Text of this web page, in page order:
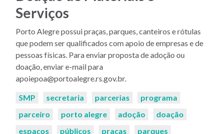
Serviços
Porto Alegre possui praças, parques, canteiros e rótulas
que podem ser qualificados com apoio de empresas e de
pessoas físicas. Para enviar proposta de adoção ou
doação, enviar e-mail para
apoiepoa@portoalegre.rs.gov.br.
Palavras-
SMP secretaria parcerias
programa
parceiro
porto alegre adoção
doação
espaços
públicos praças
parques